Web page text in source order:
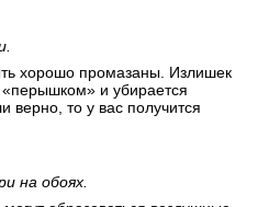
хорошо промазаны. Излишек
и убирается
верно, то у вас получится
на обоях.